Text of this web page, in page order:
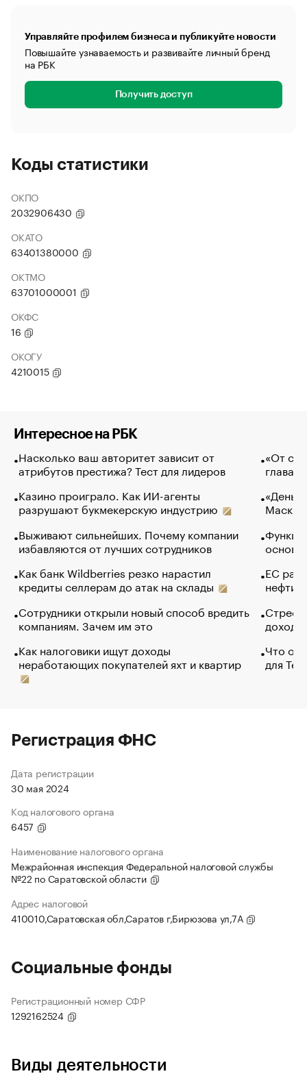
Управляйте профилем бизнеса и публикуйте новости
Повышайте узнаваемость и развивайте личный бренд
на РБК
Получить доступ
Коды статистики
ОКПО
2032906430
ОКАТО
63401380000
ОКТМО
63701000001
ОКФС
16
ОКОГУ
4210015
Интересное на РБК
Насколько ваш авторитет зависит от
атрибутов престижа? Тест для лидеров
Казино проиграло. Как ИИ-агенты
разрушают букмекерскую индустрию
Выживают сильнейших. Почему компании
избавляются от лучших сотрудников
Как банк Wildberries резко нарастил
кредиты селлерам до атак на склады
Сотрудники открыли новый способ вредить
компаниям. Зачем им это
Как налоговики ищут доходы
неработающих покупателей яхт и квартир
«От
глава
Маск в
основ
ЕС
нефти
Что
для
Регистрация ФНС
Дата регистрации
30 мая 2024
Код налогового органа
6457
Наименование налогового органа
Межрайонная инспекция Федеральной налоговой службы
№22 по Саратовской области
Адрес налоговой
410010,Саратовская обл,Саратов г,Бирюзова ул,7А
Социальные фонды
Регистрационный номер СФР
1292162524
Виды деятельности